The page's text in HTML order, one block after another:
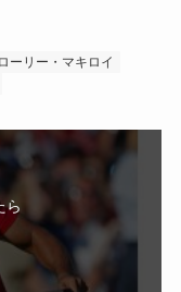
ローリー・マキロイ
ら